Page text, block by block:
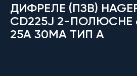
ДИФРЕЛЕ (ПЗВ)
CD225J 2-ПОЛЮСНЕ
25А 30MA ТИП А